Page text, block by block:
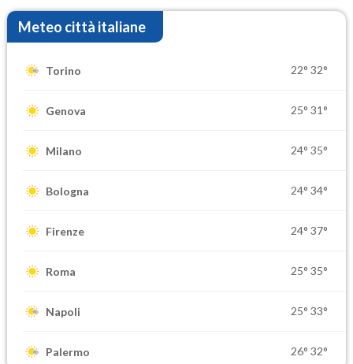
Meteo città italiane
Torino 22° 32°
Genova 25° 31°
Milano 24° 35°
Bologna 24° 34°
Firenze 24° 37°
Roma 25° 35°
Napoli 25° 33°
Palermo 26° 32°